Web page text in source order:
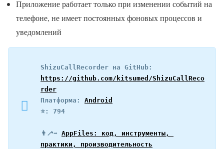
Приложение работает только при изменении событий на
телефоне, не имеет постоянных фоновых процессов и
уведомлений
https://github.com/kitsumed/ShizuCallReco
rder
Платформа: Android
⭐️: 794
👨‍🦯‍➡️ AppFiles: код, инструменты,
практики, производительность